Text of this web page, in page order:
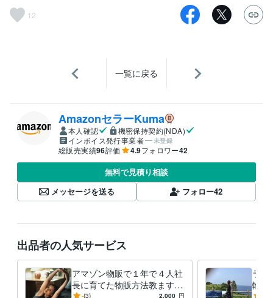
12
一覧に戻る
AmazonセラーKuma
本人確認
機密保持契約(NDA)
インボイス発行事業者
未登録
総販売実績96評価 4.9フォロワー42
無料で見積り相談
メッセージを送る
フォロー42
出品者の人気サービス
アマゾン物販で１年で４人社
長に育てた物販方法教ます
-(3) 2,000 円
ライ
輸入